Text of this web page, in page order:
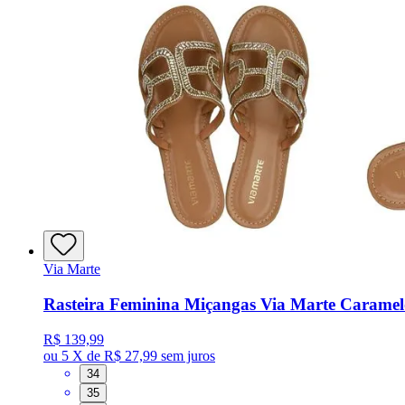
Via Marte
Rasteira Feminina Miçangas Via Marte
R$ 139,99
ou 5 X de R$ 27,99 sem juros
34
35